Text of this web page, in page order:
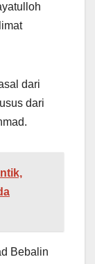
dari
dari
Bebalin